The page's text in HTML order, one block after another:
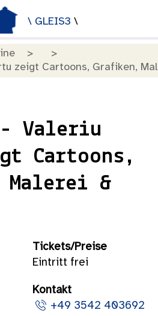
\ GLEIS3\
zeigt Cartoons, Grafiken,
Valeriu
Cartoons,
&
Tickets/Preise
Eintritt frei
Kontakt
+49 3542 403692